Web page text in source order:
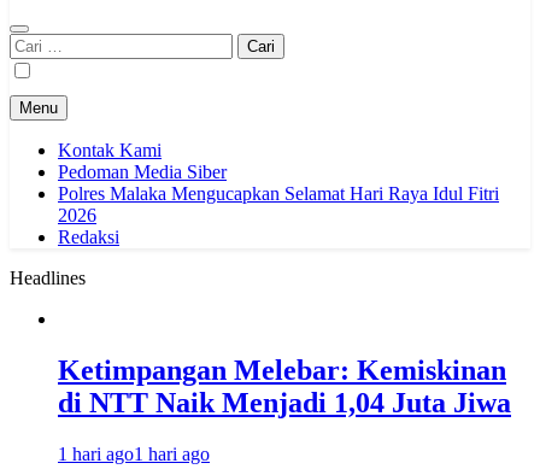
Cari
untuk:
Menu
Kontak Kami
Pedoman Media Siber
Polres Malaka Mengucapkan Selamat Hari Raya Idul Fitri
2026
Redaksi
Headlines
Ketimpangan Melebar: Kemiskinan
di NTT Naik Menjadi 1,04 Juta Jiwa
1 hari ago1 hari ago